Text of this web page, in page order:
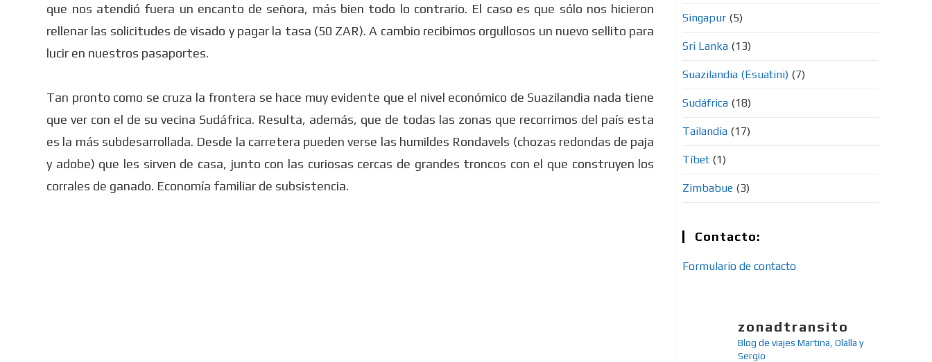
que nos atendió fuera un encanto de señora, más bien todo lo contrario. El caso es que sólo nos hicieron
rellenar las solicitudes de visado y pagar la tasa (50 ZAR). A cambio recibimos orgullosos un nuevo sellito para
lucir en nuestros pasaportes.
Tan pronto como se cruza la frontera se hace muy evidente que el nivel económico de Suazilandia nada tiene
que ver con el de su vecina Sudáfrica. Resulta, además, que de todas las zonas que recorrimos del país esta
es la más subdesarrollada. Desde la carretera pueden verse las humildes Rondavels (chozas redondas de paja
y adobe) que les sirven de casa, junto con las curiosas cercas de grandes troncos con el que construyen los
corrales de ganado. Economía familiar de subsistencia.
Singapur (5)
Sri Lanka (13)
Suazilandia (Esuatini) (7)
Sudáfrica (18)
Tailandia (17)
Tíbet (1)
Zimbabue (3)
Contacto:
Formulario de contacto
zonadtransito
Blog de viajes Martina, Olalla y
Sergio